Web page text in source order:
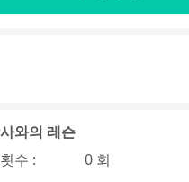
와의 레슨
수 :
0 회